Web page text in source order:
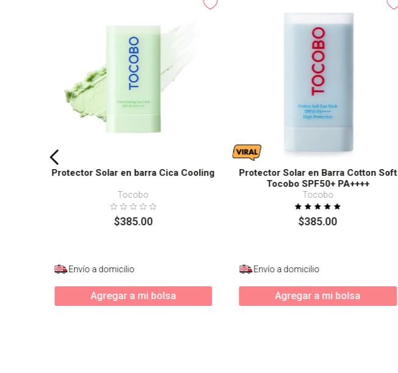
Protector Solar en barra Cica Cooling
Tocobo
$385.00
Envío a domicilio
Agregar a mi bolsa
Protector Solar en Barra Cotton Soft
Tocobo SPF50+ PA++++
Tocobo
$385.00
Envío a domicilio
Agregar a mi bolsa